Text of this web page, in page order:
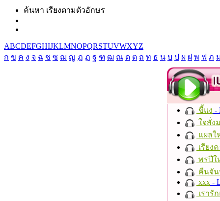
ค้นหา เรียงตามตัวอักษร
ABCDEFGHIJKLMNOPQRSTUVWXYZ
ก ข ค ง จ ฉ ช ซ ฌ ญ ฎ ฏ ฐ ฑ ฒ ณ ด ต ถ ท ธ น บ ป ผ ฝ พ ฟ ภ
ขี้แง -
ใจสั่ง
แผลใ
เรียง
พรปีใ
คืนจั
xxx -
เรารั